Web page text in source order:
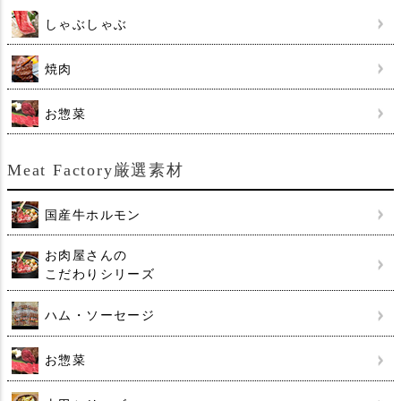
しゃぶしゃぶ
焼肉
お惣菜
Meat Factory厳選素材
国産牛ホルモン
お肉屋さんの
こだわりシリーズ
ハム・ソーセージ
お惣菜